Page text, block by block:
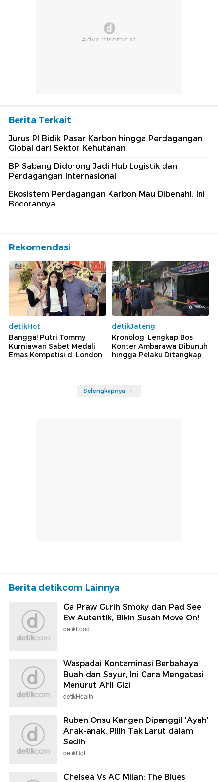
Berita Terkait
Jurus RI Bidik Pasar Karbon hingga Perdagangan
Global dari Sektor Kehutanan
BP Sabang Didorong Jadi Hub Logistik dan
Perdagangan Internasional
Ekosistem Perdagangan Karbon Mau Dibenahi, Ini
Bocorannya
Rekomendasi
detikHot
Bangga! Putri Tommy
Kurniawan Sabet Medali
Emas Kompetisi di London
detikJateng
Kronologi Lengkap Bos
Konter Ambarawa Dibunuh
hingga Pelaku Ditangkap
Selengkapnya
Berita detikcom Lainnya
Ga Praw Gurih Smoky dan Pad See
Ew Autentik, Bikin Susah Move On!
detikFood
Waspadai Kontaminasi Berbahaya
Buah dan Sayur, Ini Cara Mengatasi
Menurut Ahli Gizi
detikHealth
Ruben Onsu Kangen Dipanggil 'Ayah'
Anak-anak, Pilih Tak Larut dalam
Sedih
detikHot
Chelsea Vs AC Milan: The Blues